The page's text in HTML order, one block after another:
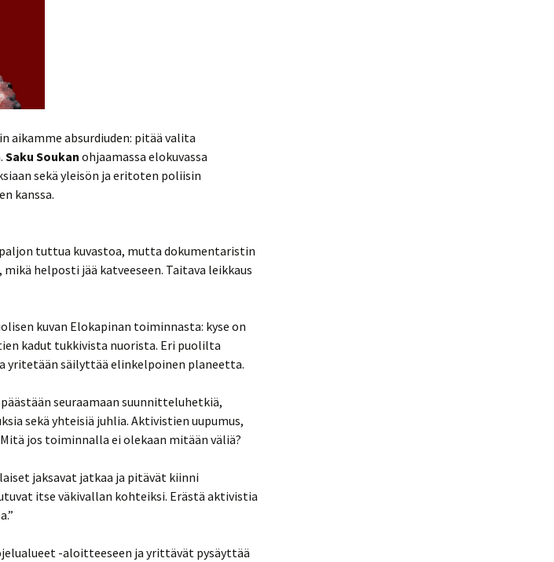
aikamme absurdiuden: pitää valita
Saku Soukan ohjaamassa elokuvassa
sekä yleisön ja eritoten poliisin
kanssa.
tuttua kuvastoa, mutta dokumentaristin
helposti jää katveeseen. Taitava leikkaus
kuvan Elokapinan toiminnasta: kyse on
kadut tukkivista nuorista. Eri puolilta
yritetään säilyttää elinkelpoinen planeetta.
seuraamaan suunnitteluhetkiä,
sekä yhteisiä juhlia. Aktivistien uupumus,
jos toiminnalla ei olekaan mitään väliä?
jaksavat jatkaa ja pitävät kiinni
itse väkivallan kohteiksi. Erästä aktivistia
-aloitteeseen ja yrittävät pysäyttää